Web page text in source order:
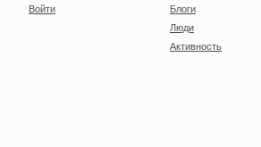
Войти
Блоги
Люди
Активность